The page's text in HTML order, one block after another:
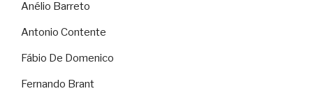
Anélio Barreto
Antonio Contente
Fábio De Domenico
Fernando Brant